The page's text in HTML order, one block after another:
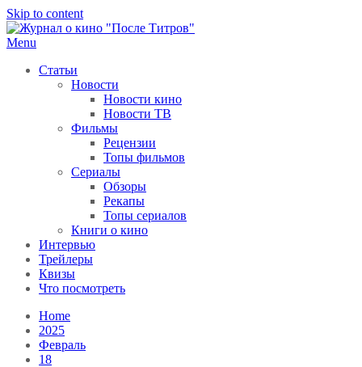
Skip to content
Menu
Статьи
Новости
Новости кино
Новости ТВ
Фильмы
Рецензии
Топы фильмов
Сериалы
Обзоры
Рекапы
Топы сериалов
Книги о кино
Интервью
Трейлеры
Квизы
Что посмотреть
Home
2025
Февраль
18